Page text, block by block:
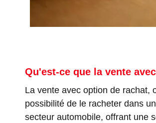
Qu'est-ce que la vente
La vente avec option de rachat,
possibilité de le racheter dans
secteur automobile, offrant une